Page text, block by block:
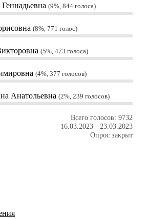
9%, 844 голоса
8%, 771 голос
5%, 473 голоса
4%, 377 голосов
Анатольевна 2%, 239 голосов
Всего голосов: 9732
16.03.2023 - 23.03.2023
Опрос закрыт